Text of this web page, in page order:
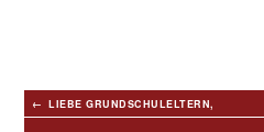
LIEBE GRUNDSCHULELTERN,